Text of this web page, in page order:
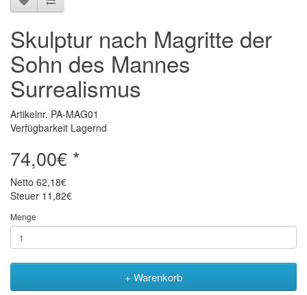
Skulptur nach Magritte der
Sohn des Mannes
Surrealismus
Artikelnr. PA-MAG01
Verfügbarkeit Lagernd
74,00€ *
Netto 62,18€
Steuer 11,82€
Menge
+ Warenkorb